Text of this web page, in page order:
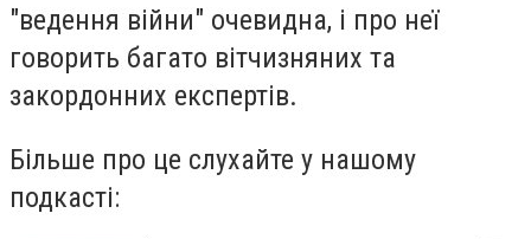
"ведення війни" очевидна, і про неї
говорить багато вітчизняних та
закордонних експертів.
Більше про це слухайте у нашому
подкасті: